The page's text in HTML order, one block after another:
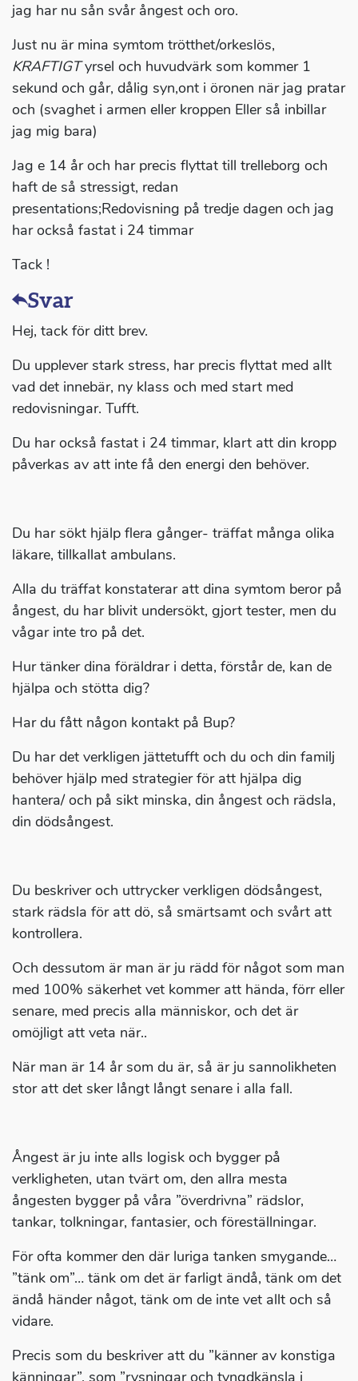
jag har nu sån svår ångest och oro.
Just nu är mina symtom trötthet/orkeslös,
KRAFTIGTyrsel och huvudvärk som kommer 1
sekund och går, dålig syn,ont i öronen när jag pratar
och (svaghet i armen eller kroppen Eller så inbillar
jag mig bara)
Jag e 14 år och har precis flyttat till trelleborg och
haft de så stressigt, redan
presentations;Redovisning på tredje dagen och jag
har också fastat i 24 timmar
Tack !
Svar
Hej, tack för ditt brev.
Du upplever stark stress, har precis flyttat med allt
vad det innebär, ny klass och med start med
redovisningar. Tufft.
Du har också fastat i 24 timmar, klart att din kropp
påverkas av att inte få den energi den behöver.
Du har sökt hjälp flera gånger- träffat många olika
läkare, tillkallat ambulans.
Alla du träffat konstaterar att dina symtom beror på
ångest, du har blivit undersökt, gjort tester, men du
vågar inte tro på det.
Hur tänker dina föräldrar i detta, förstår de, kan de
hjälpa och stötta dig?
Har du fått någon kontakt på Bup?
Du har det verkligen jättetufft och du och din familj
behöver hjälp med strategier för att hjälpa dig
hantera/ och på sikt minska, din ångest och rädsla,
din dödsångest.
Du beskriver och uttrycker verkligen dödsångest,
stark rädsla för att dö, så smärtsamt och svårt att
kontrollera.
Och dessutom är man är ju rädd för något som man
med 100% säkerhet vet kommer att hända, förr eller
senare, med precis alla människor, och det är
omöjligt att veta när..
När man är 14 år som du är, så är ju sannolikheten
stor att det sker långt långt senare i alla fall.
Ångest är ju inte alls logisk och bygger på
verkligheten, utan tvärt om, den allra mesta
ångesten bygger på våra ”överdrivna” rädslor,
tankar, tolkningar, fantasier, och föreställningar.
För ofta kommer den där luriga tanken smygande…
”tänk om”… tänk om det är farligt ändå, tänk om det
ändå händer något, tänk om de inte vet allt och så
vidare.
Precis som du beskriver att du ”känner av konstiga
känningar”, som ”rysningar och tyngdkänsla i